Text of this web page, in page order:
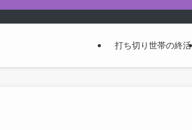
打ち切り世帯の終活